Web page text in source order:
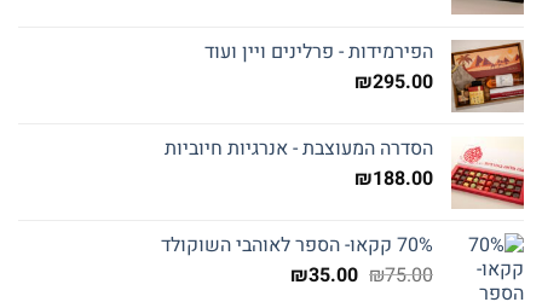
הפירמידות - פרלינים ויין ועוד
₪295.00
הסדרה המעוצבת - אנרגיות חיוביות
₪188.00
70% קקאו- הספר לאוהבי השוקולד
₪75.00
המחיר₪35.00 המחיר